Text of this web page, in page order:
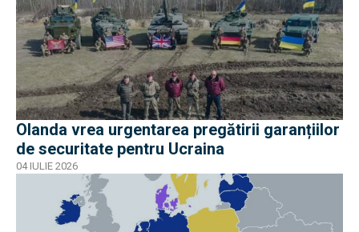
Olanda vrea urgentarea pregătirii garanțiilor
de securitate pentru Ucraina
04 IULIE 2026